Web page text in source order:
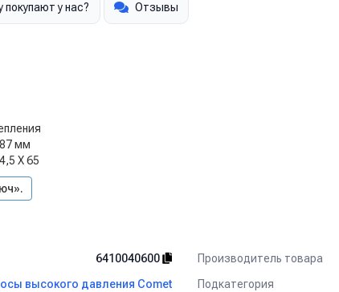
покупают у нас? Отзывы
мм
X 65
6410040600 Производитель товара
высокого давления Comet Подкатегория